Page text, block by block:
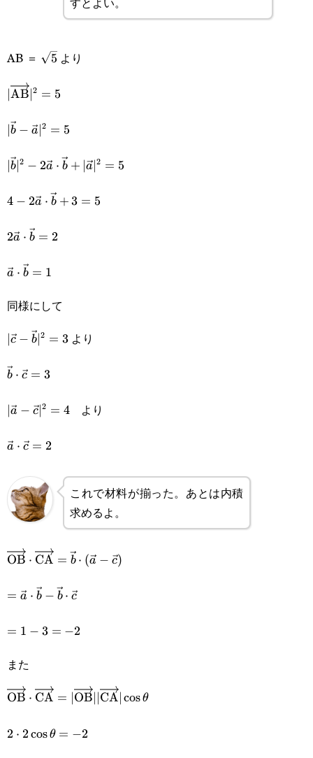
AB ＝ \sqrt{5}
5 より
|\overrightarrow{\text{AB}}|^2=5
∣AB∣2 = 5
|\vec{b}-
\vec{a}|^2=5
∣b − a∣2 = 5
|\vec{b}|^2-
2\vec{a}\cdot\vec{b}+|\vec{a}|^2=5
∣b∣2 − 2a ⋅ b + ∣a∣2 = 5
4-
2\vec{a}\cdot\vec{b}+3=5
4 − 2a ⋅ b + 3 = 5
2\vec{a}\cdot\vec{b}=2
2a ⋅ b = 2
\vec{a}\cdot\vec{b}=1
a ⋅ b = 1
同様にして
|\vec{c}-
\vec{b}|^2=3
∣c − b∣2 = 3より
\vec{b}\cdot\vec{c}=3
b ⋅ c = 3
|\vec{a}-
∣a − c∣2 = 4より
\vec{a}\cdot\vec{c}=2
a ⋅ c = 2
これで材料が揃った。あとは内積
求めるよ。
\vec{c})
OB ⋅ CA = b ⋅ (a − c)
=\vec{a}\cdot\vec{b}-
= a ⋅ b − b ⋅ c
=1-
= 1 − 3 = −2
また
OB ⋅ CA = ∣OB∣∣CA∣ cos θ
2\cdot2\cos\theta=-2
2 ⋅ 2cosθ = −2